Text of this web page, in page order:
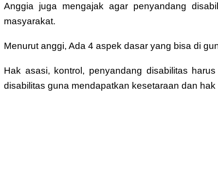
Anggia juga mengajak agar penyandang
masyarakat.
Menurut anggi, Ada 4 aspek dasar yang bisa di
Hak asasi, kontrol, penyandang disabilitas
disabilitas guna mendapatkan kesetaraan dan